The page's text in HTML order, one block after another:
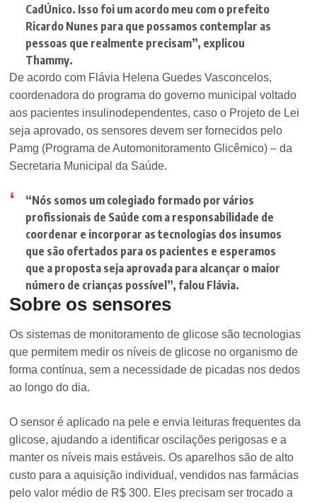
CadÚnico. Isso foi um acordo meu com o prefeito
Ricardo Nunes para que possamos contemplar as
pessoas que realmente precisam”, explicou
Thammy.
De acordo com Flávia Helena Guedes Vasconcelos,
coordenadora do programa do governo municipal voltado
aos pacientes insulinodependentes, caso o Projeto de Lei
seja aprovado, os sensores devem ser fornecidos pelo
Pamg (Programa de Automonitoramento Glicêmico) – da
Secretaria Municipal da Saúde.
“Nós somos um colegiado formado por vários
profissionais de Saúde com a responsabilidade de
coordenar e incorporar as tecnologias dos insumos
que são ofertados para os pacientes e esperamos
que a proposta seja aprovada para alcançar o maior
número de crianças possível”, falou Flávia.
Sobre os sensores
Os sistemas de monitoramento de glicose são tecnologias
que permitem medir os níveis de glicose no organismo de
forma contínua, sem a necessidade de picadas nos dedos
ao longo do dia.
O sensor é aplicado na pele e envia leituras frequentes da
glicose, ajudando a identificar oscilações perigosas e a
manter os níveis mais estáveis. Os aparelhos são de alto
custo para a aquisição individual, vendidos nas farmácias
pelo valor médio de R$ 300. Eles precisam ser trocado a